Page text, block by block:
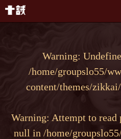
Warning:
/home/groupslo55/
content/themes/
Warning: Attempt to read
null in /home/